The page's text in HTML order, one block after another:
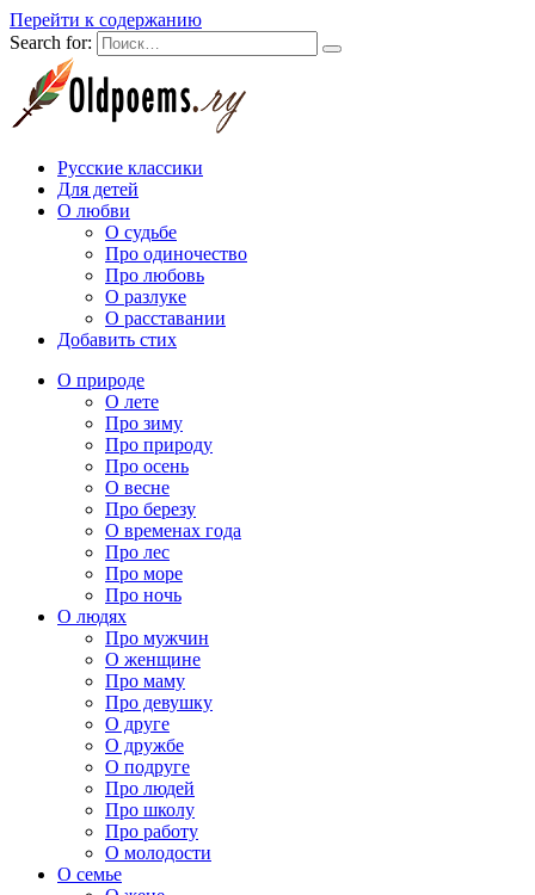
Перейти к содержанию
Search for:
Русские классики
Для детей
О любви
О судьбе
Про одиночество
Про любовь
О разлуке
О расставании
Добавить стих
О природе
О лете
Про зиму
Про природу
Про осень
О весне
Про березу
О временах года
Про лес
Про море
Про ночь
О людях
Про мужчин
О женщине
Про маму
Про девушку
О друге
О дружбе
О подруге
Про людей
Про школу
Про работу
О молодости
О семье